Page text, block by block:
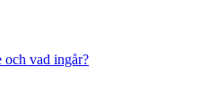
och vad ingår?